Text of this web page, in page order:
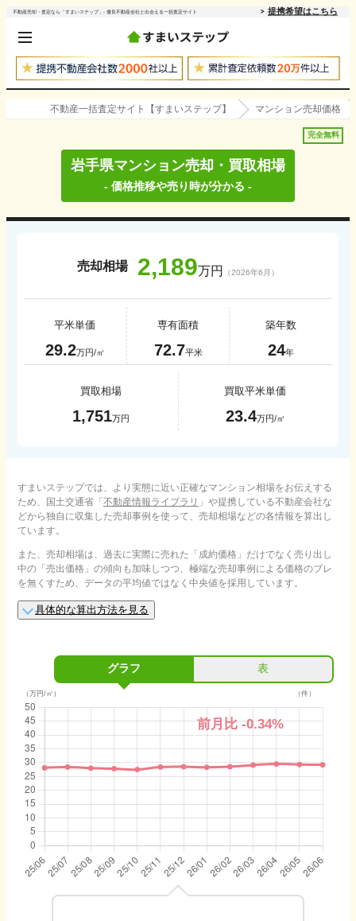
不動産売却・査定なら「すまいステップ」- 優良不動産会社と出会える一括査定サイト 提携希望はこちら
不動産一括査定サイト【すまいステップ】 マンション売却価格
完全無料
岩手県マンション売却・買取相場
- 価格推移や売り時が分かる -
売却相場 2,189万円 （2026年6月 ）
平米単価
29.2万円/㎡
専有面積
72.7平米
築年数
24年
買取相場
1,751万円
買取平米単価
23.4万円/㎡
すまいステップでは、より実態に近い正確なマンション相場をお伝えする
ため、国土交通省「不動産情報ライブラリ 」や提携している不動産会社な
どから独自に収集した売却事例を使って、売却相場などの各情報を算出し
ています。
また、売却相場は、過去に実際に売れた「成約価格」だけでなく売り出し
中の「売出価格」の傾向も加味しつつ、極端な売却事例による価格のブレ
を無くすため、データの平均値ではなく中央値を採用しています。
具体的な算出方法を見る
グラフ 表
（万円/㎡） （件）
前月比-0.34%